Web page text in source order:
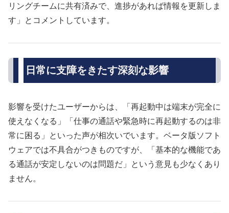
リングチームに共有済みで、進捗があれば情報を更新しま
す」とコメントしています。
日常に支障をきたす深刻な影響
影響を受けたユーザーからは、「再起動中は端末が完全に
使えなくなる」「仕事の通話や緊急時に再起動するのは非
常に困る」といった声が相次いでいます。ベータ版ソフト
ウェアでは不具合がつきものですが、「基本的な機能であ
る通話が安定しないのは問題だ」という意見も少なくあり
ません。